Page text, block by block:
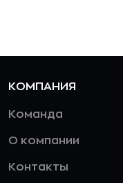
КОМПАНИЯ
Команда
О компании
Контакты